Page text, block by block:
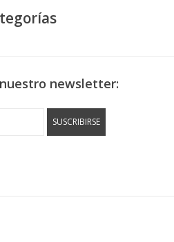
newsletter:
SUSCRIBIRSE